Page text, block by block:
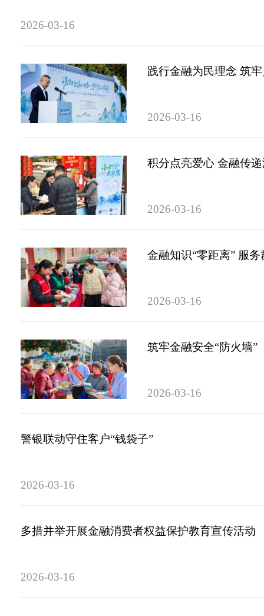
2026-03-16
践行金融为民理念 筑
2026-03-16
积分点亮爱心 金融传
2026-03-16
金融知识“零距离” 服务
2026-03-16
筑牢金融安全“防火墙”
2026-03-16
警银联动守住客户“钱袋子”
2026-03-16
多措并举开展金融消费者权益保护教育宣传活动
2026-03-16